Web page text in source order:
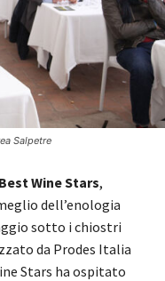
Salpetre
Best Wine Stars,
dell’enologia
sotto i chiostri
da Prodes Italia
Stars ha ospitato